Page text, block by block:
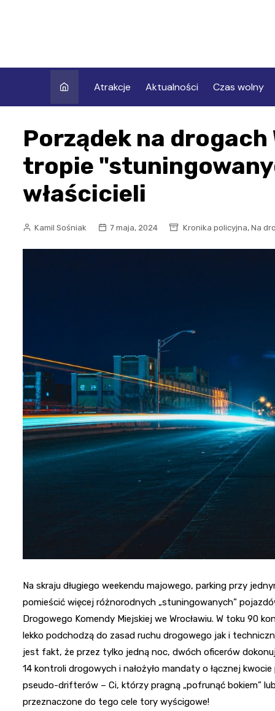
Atrakcje Aktualności Czas wolny
Porządek na drogach
tropie
właścicieli
Kamil Sośniak 7 maja, 2024 Kronika policyjna, Na
Na skraju długiego weekendu majowego, parking przy
pomieścić więcej różnorodnych „stuningowanych”
Drogowego Komendy Miejskiej we Wrocławiu. W toku 90
lekko podchodzą do zasad ruchu drogowego jak i
jest fakt, że przez tylko jedną noc, dwóch oficerów
14 kontroli drogowych i nałożyło mandaty o łącznej
pseudo-drifterów – Ci, którzy pragną „pofrunąć bokiem”
przeznaczone do tego cele tory wyścigowe!